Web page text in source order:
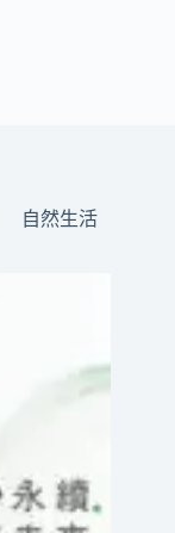
自然生活